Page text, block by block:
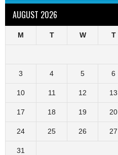
AUGUST 2026
M T W T
3 4 5 6
10 11 12 13
17 18 19 20
24 25 26 27
31